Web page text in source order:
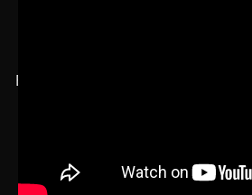
Es posible que YouTube no se